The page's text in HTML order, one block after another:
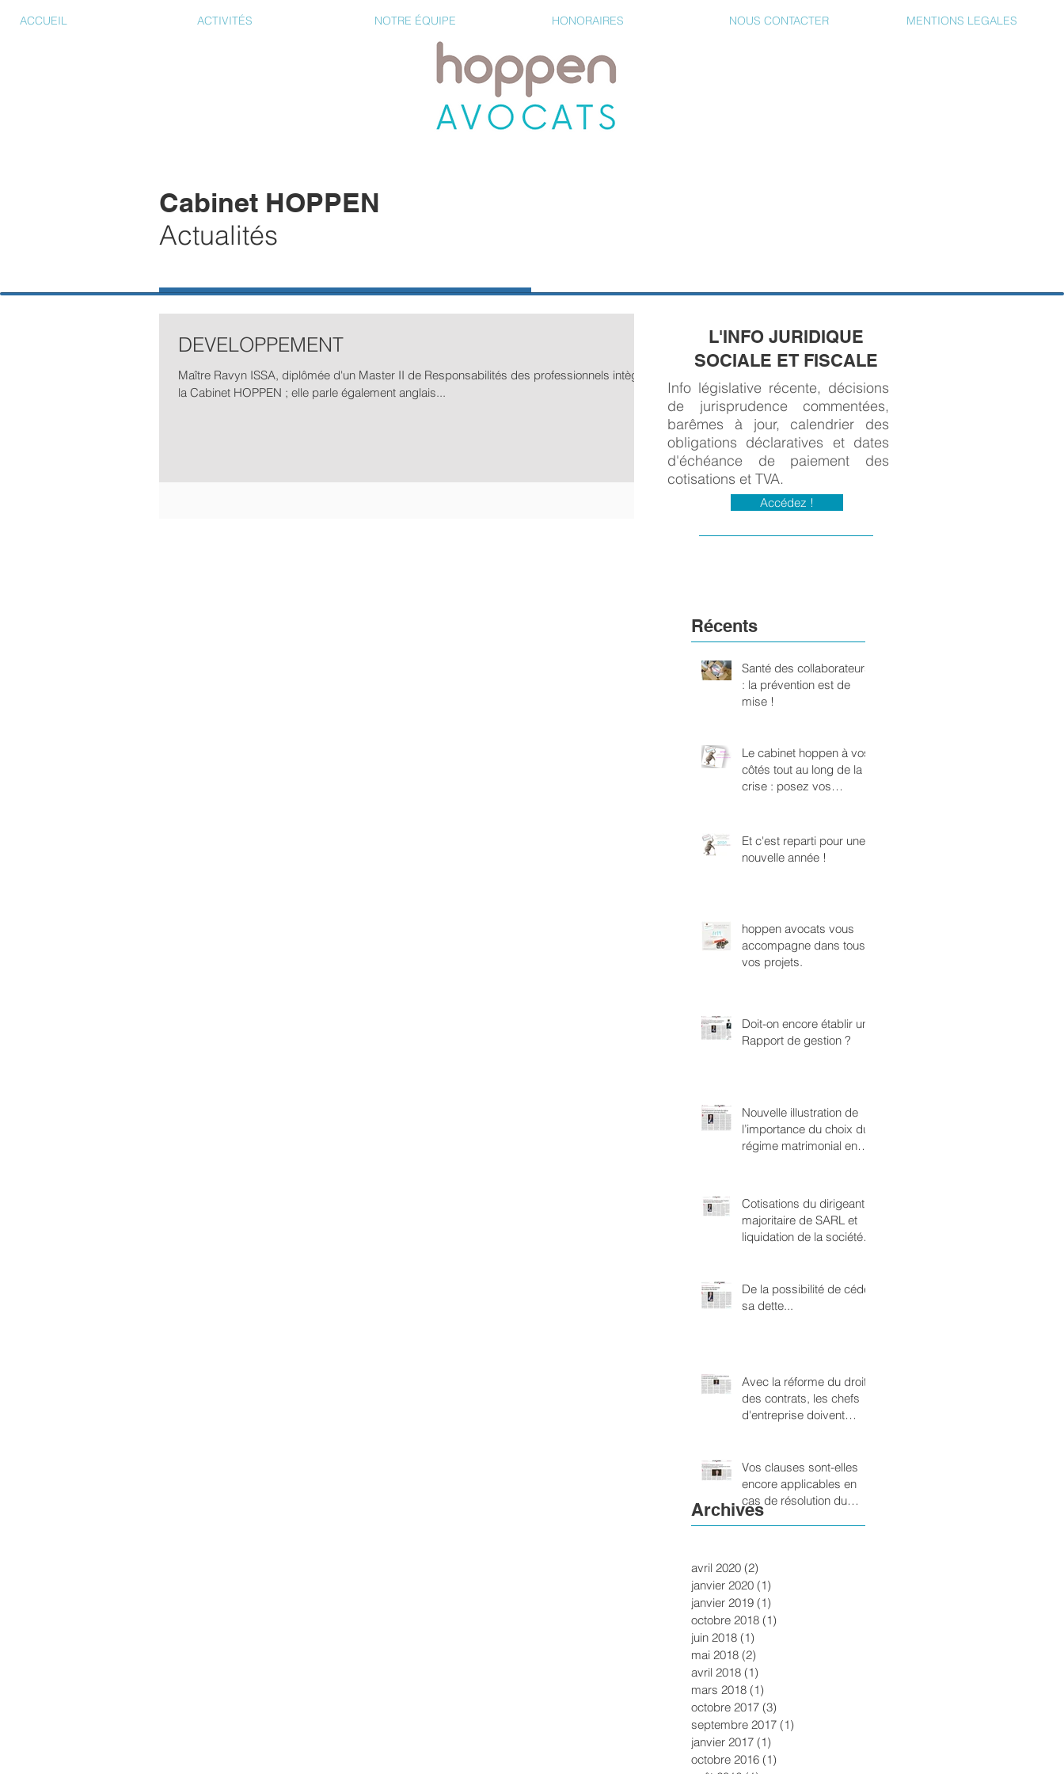
ACCUEIL ACTIVITÉS NOTRE ÉQUIPE HONORAIRES NOUS CONTACTER MENTIONS LEGALES
Cabinet HOPPEN
Actualités
DEVELOPPEMENT
Maître Ravyn ISSA, diplômée d'un Master II de Responsabilités des professionnels intègre
la Cabinet HOPPEN ; elle parle également anglais...
Info législative récente, décisions
de jurisprudence commentées,
barêmes à jour, calendrier des
obligations déclaratives et dates
d'échéance de paiement des
cotisations et TVA.
Accédez !
Récents
Santé des collaborateurs
: la prévention est de
mise !
Le cabinet hoppen à vos
côtés tout au long de la
crise : posez vos
Et c'est reparti pour une
nouvelle année !
hoppen avocats vous
accompagne dans tous
vos projets.
Doit-on encore établir un
Rapport de gestion ?
Nouvelle illustration de
l’importance du choix du
régime matrimonial en
Cotisations du dirigeant
majoritaire de SARL et
liquidation de la société :
De la possibilité de céder
sa dette...
Avec la réforme du droit
des contrats, les chefs
d'entreprise doivent
Vos clauses sont-elles
encore applicables en
cas de résolution du
contrat ?
Archives
avril 2020 (2)
janvier 2020 (1)
janvier 2019 (1)
octobre 2018 (1)
juin 2018 (1)
mai 2018 (2)
avril 2018 (1)
mars 2018 (1)
octobre 2017 (3)
septembre 2017 (1)
janvier 2017 (1)
octobre 2016 (1)
L'INFO JURIDIQUE
SOCIALE ET FISCALE